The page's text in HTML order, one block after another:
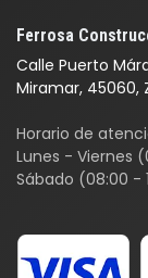
Ferrosa
Calle Puerto
Miramar, 45060,
Horario de
Lunes - Viernes
Sábado (08:00 -